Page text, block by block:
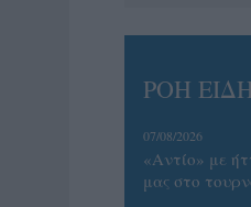
ΡΟΗ
07/08/2026
«Αντίο» με
μας στο